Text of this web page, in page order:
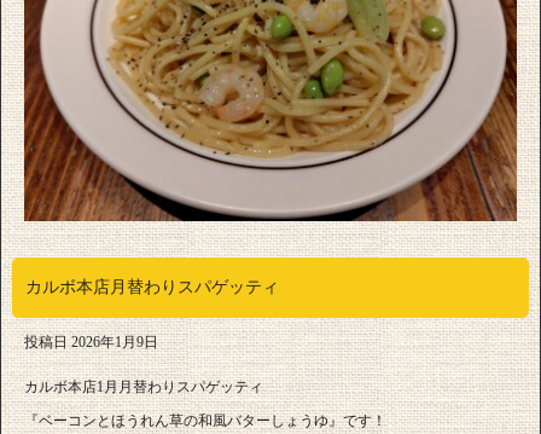
カルボ本店月替わりスパゲッティ
投稿日 2026年1月9日
カルボ本店1月月替わりスパゲッティ
『ベーコンとほうれん草の和風バターしょうゆ』です！